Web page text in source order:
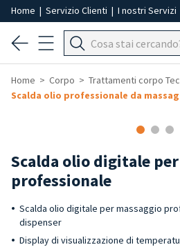
Home | Servizio Clienti | I nostri Servizi
Home Corpo
Trattamenti corpo
Scalda olio professionale da
Scalda olio digitale
professionale
Scalda olio digitale per massaggio
dispenser
Display di visualizzazione di